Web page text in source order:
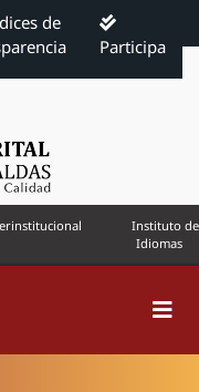
de
Participa
Instituto de
Idiomas